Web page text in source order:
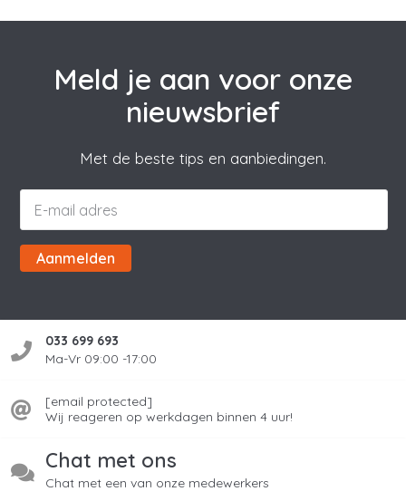
Meld je aan voor onze
nieuwsbrief
Met de beste tips en aanbiedingen.
Aanmelden
033 699 693
Ma-Vr 09:00 -17:00
[email protected]
Wij reageren op werkdagen binnen 4 uur!
Chat met ons
Chat met een van onze medewerkers